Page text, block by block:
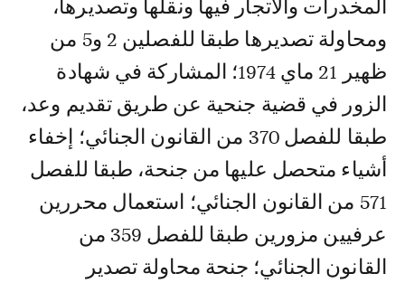
المخدرات والاتجار فيها ونقلها وتصديرها،
ومحاولة تصديرها طبقا للفصلين 2 و5 من
ظهير 21 ماي 1974؛ المشاركة في شهادة
الزور في قضية جنحية عن طريق تقديم وعد،
طبقا للفصل 370 من القانون الجنائي؛ إخفاء
أشياء متحصل عليها من جنحة، طبقا للفصل
571 من القانون الجنائي؛ استعمال محررين
عرفيين مزورين طبقا للفصل 359 من
القانون الجنائي؛ جنحة محاولة تصدير